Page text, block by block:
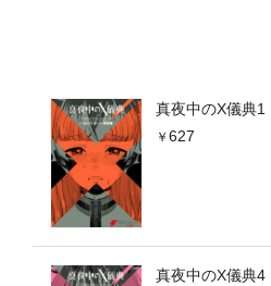
真夜中のX儀典1
627
真夜中のX儀典4